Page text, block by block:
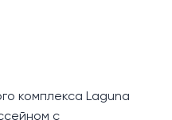
комплекса Laguna
с